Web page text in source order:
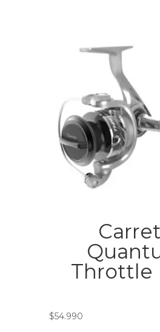
Throttle
$54.990